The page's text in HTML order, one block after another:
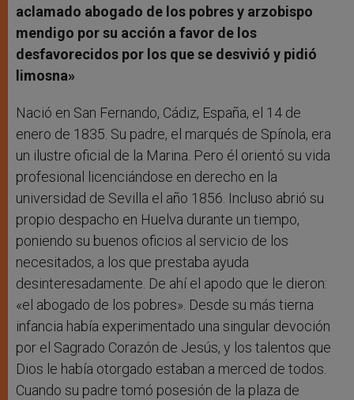
aclamado abogado de los pobres y arzobispo
mendigo por su acción a favor de los
desfavorecidos por los que se desvivió y pidió
limosna»
Nació en San Fernando, Cádiz, España, el 14 de
enero de 1835. Su padre, el marqués de Spínola, era
un ilustre oficial de la Marina. Pero él orientó su vida
profesional licenciándose en derecho en la
universidad de Sevilla el año 1856. Incluso abrió su
propio despacho en Huelva durante un tiempo,
poniendo su buenos oficios al servicio de los
necesitados, a los que prestaba ayuda
desinteresadamente. De ahí el apodo que le dieron:
«el abogado de los pobres». Desde su más tierna
infancia había experimentado una singular devoción
por el Sagrado Corazón de Jesús, y los talentos que
Dios le había otorgado estaban a merced de todos.
Cuando su padre tomó posesión de la plaza de